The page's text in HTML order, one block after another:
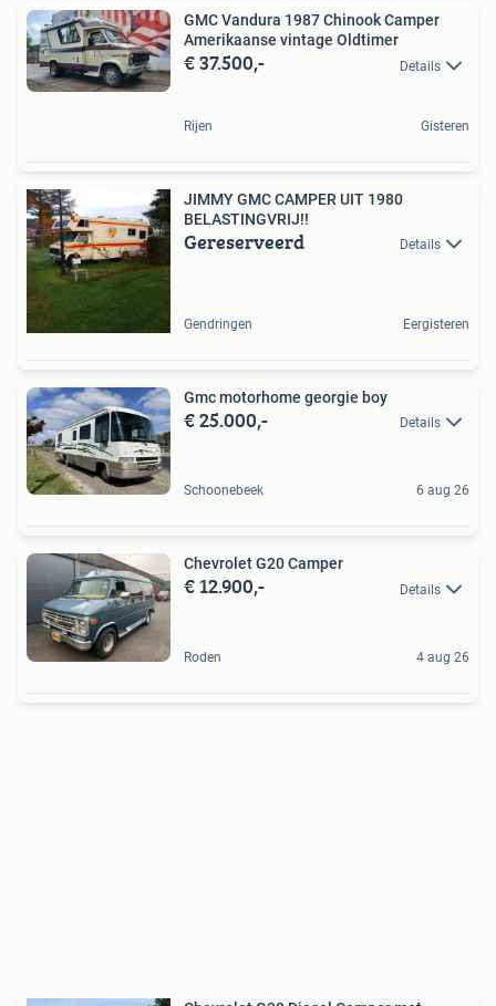
GMC Vandura 1987 Chinook Camper
Amerikaanse vintage Oldtimer
€ 37.500,- Details
Rijen Gisteren
JIMMY GMC CAMPER UIT 1980
BELASTINGVRIJ!!
Gereserveerd Details
Gendringen Eergisteren
Gmc motorhome georgie boy
€ 25.000,- Details
Schoonebeek 6 aug 26
Chevrolet G20 Camper
€ 12.900,- Details
Roden 4 aug 26